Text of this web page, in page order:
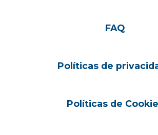
FAQ
Políticas de
Políticas de